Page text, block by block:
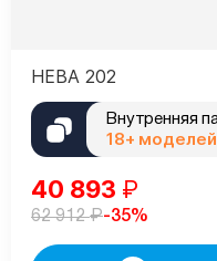
НЕВА 202
Внутренняя
18+ моделей
40 893 ₽
62 912₽-35%